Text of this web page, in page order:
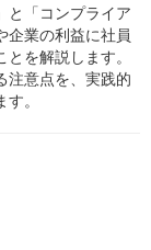
と「コンプライア
企業の利益に社員
を解説します。
注意点を、実践的
。